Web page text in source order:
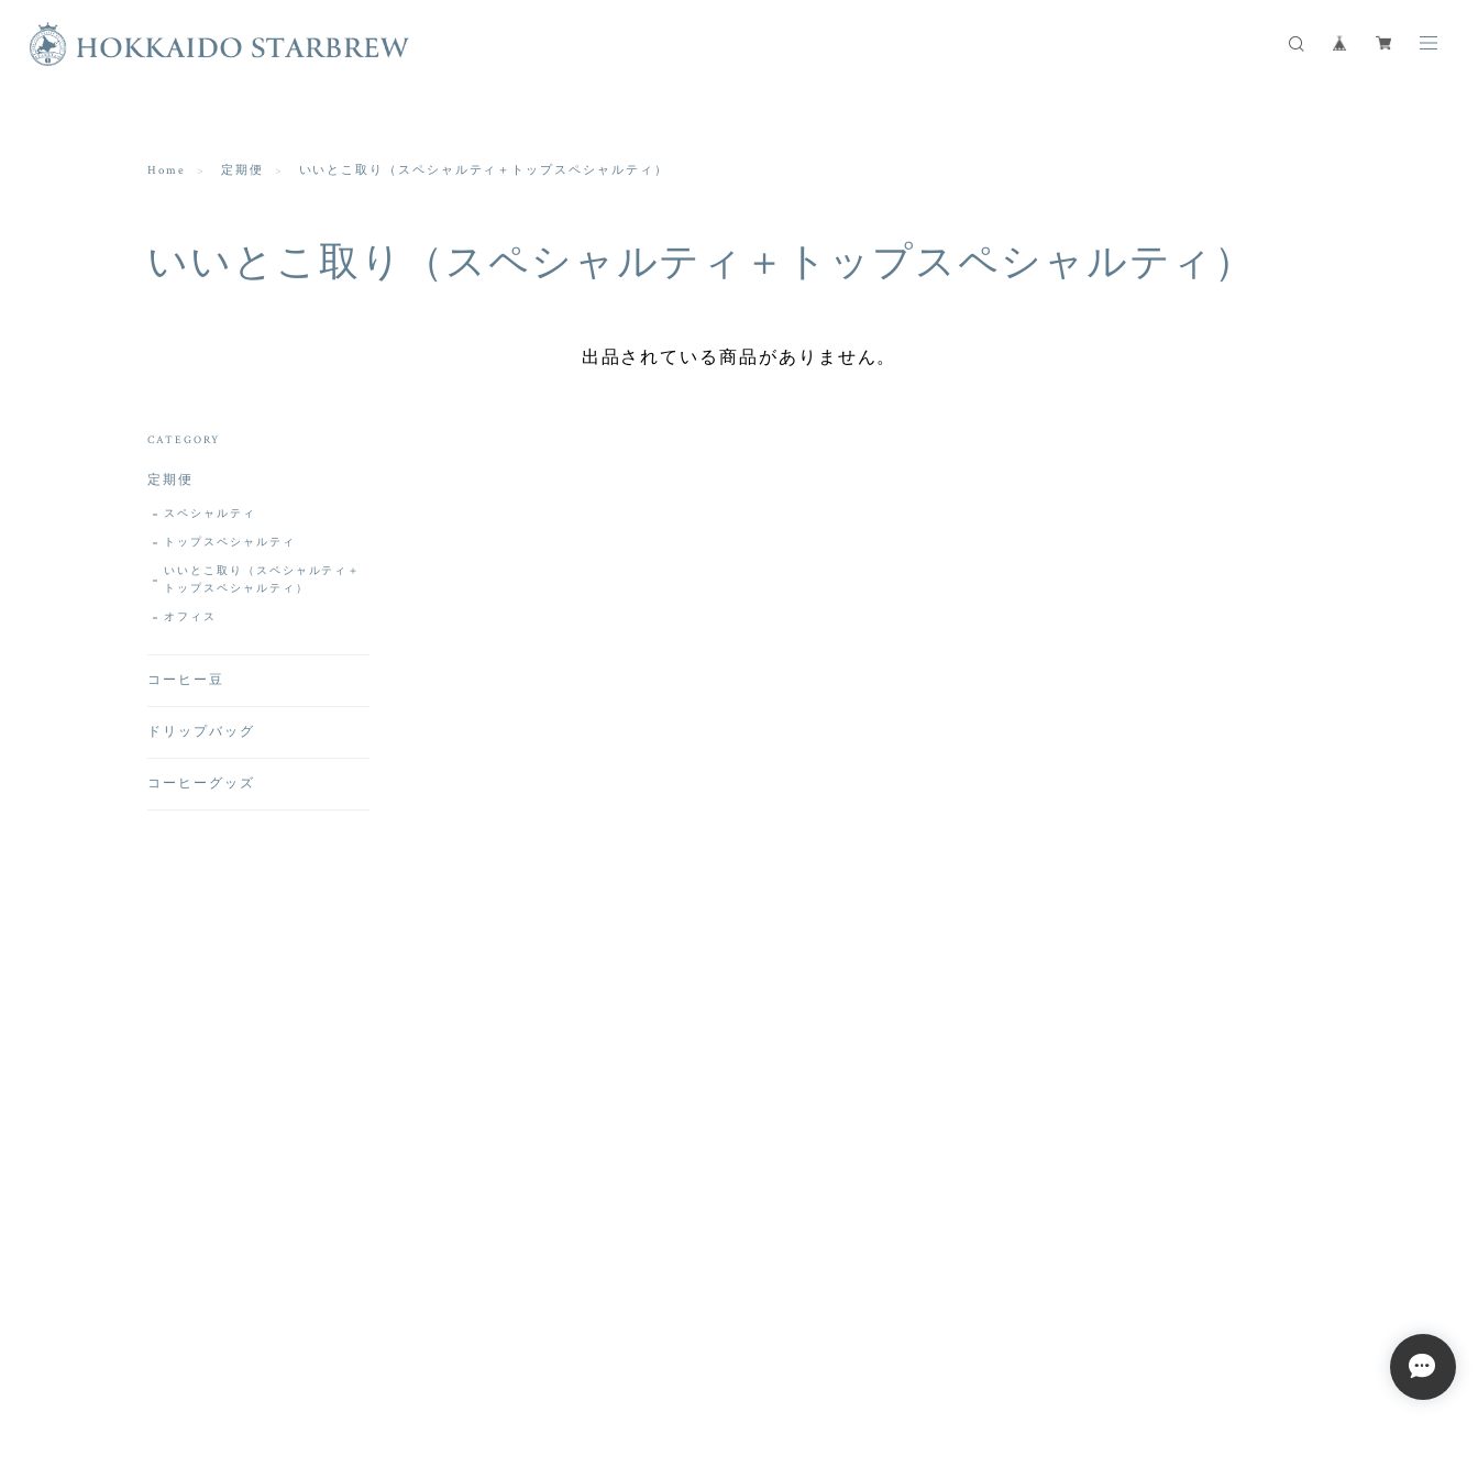
Home 定期便 いいとこ取り（スペシャルティ＋トップスペシャルティ）
いいとこ取り（スペシャルティ＋トップスペシャルティ）
出品されている商品がありません。
CATEGORY
定期便
スペシャルティ
トップスペシャルティ
いいとこ取り（スペシャルティ＋
トップスペシャルティ）
オフィス
コーヒー豆
ドリップバッグ
コーヒーグッズ